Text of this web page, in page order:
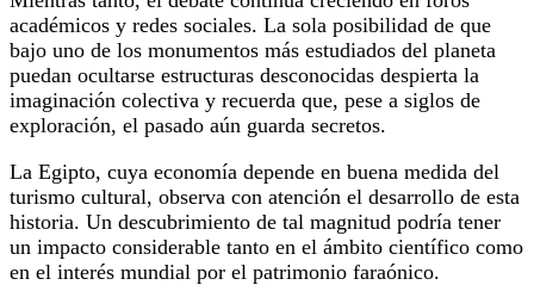
académicos y redes sociales. La sola posibilidad de que
bajo uno de los monumentos más estudiados del planeta
puedan ocultarse estructuras desconocidas despierta la
imaginación colectiva y recuerda que, pese a siglos de
exploración, el pasado aún guarda secretos.
La Egipto, cuya economía depende en buena medida del
turismo cultural, observa con atención el desarrollo de esta
historia. Un descubrimiento de tal magnitud podría tener
un impacto considerable tanto en el ámbito científico como
en el interés mundial por el patrimonio faraónico.